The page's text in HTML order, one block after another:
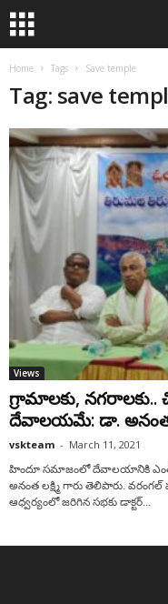
Home Tags Save temple
Tag: save
Views
గ్రామాలకు, నగరాలకు..
దేవాలయమే: డా. అనంత
vskteam - March 11, 2021
హిందూ సమాజంలో దేవాలయానికి ఎంతో
అనంత లక్ష్మి గారు తెలిపారు.
ఆధ్వర్యంలో జరిగిన సభకు డాక్టర్...